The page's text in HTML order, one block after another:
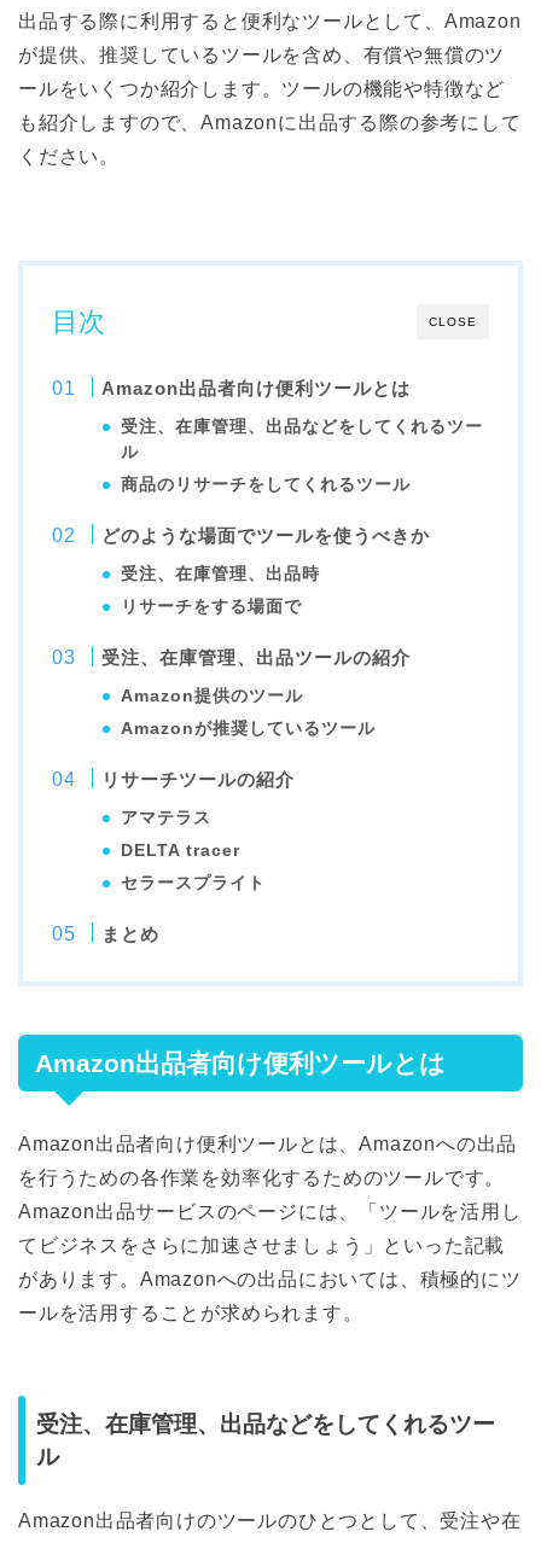
出品する際に利用すると便利なツールとして、Amazon
が提供、推奨しているツールを含め、有償や無償のツ
ールをいくつか紹介します。ツールの機能や特徴など
も紹介しますので、Amazonに出品する際の参考にして
ください。
CLOSE
目次
Amazon出品者向け便利ツールとは
受注、在庫管理、出品などをしてくれるツー
ル
商品のリサーチをしてくれるツール
どのような場面でツールを使うべきか
受注、在庫管理、出品時
リサーチをする場面で
受注、在庫管理、出品ツールの紹介
Amazon提供のツール
Amazonが推奨しているツール
リサーチツールの紹介
アマテラス
DELTA tracer
セラースプライト
まとめ
Amazon出品者向け便利ツールとは
Amazon出品者向け便利ツールとは、Amazonへの出品
を行うための各作業を効率化するためのツールです。
Amazon出品サービスのページには、「ツールを活用し
てビジネスをさらに加速させましょう」といった記載
があります。Amazonへの出品においては、積極的にツ
ールを活用することが求められます。
受注、在庫管理、出品などをしてくれるツー
ル
Amazon出品者向けのツールのひとつとして、受注や在